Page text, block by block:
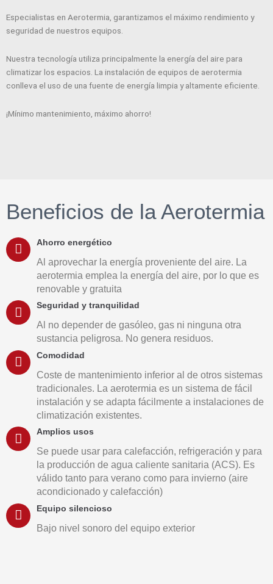
Especialistas en Aerotermia, garantizamos el máximo rendimiento y
seguridad de nuestros equipos.
Nuestra tecnología utiliza principalmente la energía del aire para
climatizar los espacios. La instalación de equipos de aerotermia
conlleva el uso de una fuente de energía limpia y altamente eficiente.
¡Mínimo mantenimiento, máximo ahorro!
Beneficios de la Aerotermia
Ahorro energético
Al aprovechar la energía proveniente del aire. La
aerotermia emplea la energía del aire, por lo que es
renovable y gratuita
Seguridad y tranquilidad
Al no depender de gasóleo, gas ni ninguna otra
sustancia peligrosa. No genera residuos.
Comodidad
Coste de mantenimiento inferior al de otros sistemas
tradicionales. La aerotermia es un sistema de fácil
instalación y se adapta fácilmente a instalaciones de
climatización existentes.
Amplios usos
Se puede usar para calefacción, refrigeración y para
la producción de agua caliente sanitaria (ACS). Es
válido tanto para verano como para invierno (aire
acondicionado y calefacción)
Equipo silencioso
Bajo nivel sonoro del equipo exterior